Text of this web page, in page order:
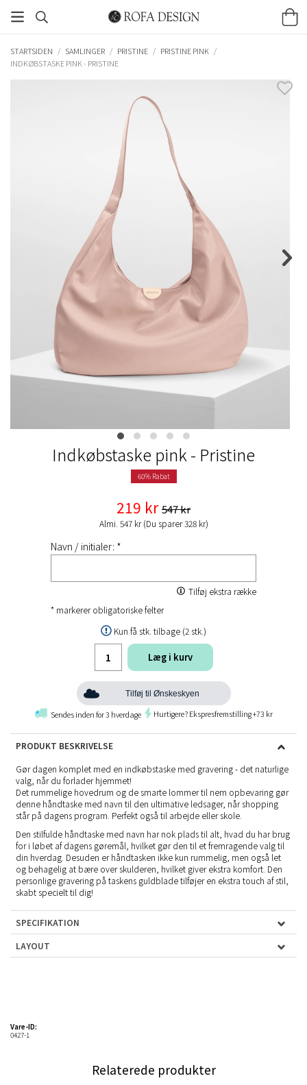
STARTSIDEN / SAMLINGER / PRISTINE / PRISTINE PINK /
INDKØBSTASKE PINK - PRISTINE​
Indkøbstaske pink - Pristine​
60% Rabat
219 kr 547 kr
Almi. 547 kr (Du sparer 328 kr)
Navn / initialer: *
Tilføj ekstra række
* markerer obligatoriske felter
Kun få stk. tilbage (2 stk.)
Læg i kurv
Tilføj til Ønskeskyen
Sendes inden for 3 hverdage Hurtigere? Ekspresfremstilling +73 kr
PRODUKT BESKRIVELSE
Gør dagen komplet med en indkøbstaske med gravering - det naturlige
valg, når du forlader hjemmet!
Det rummelige hovedrum og de smarte lommer til nem opbevaring gør
denne håndtaske med navn til den ultimative ledsager, når shopping
står på dagens program. Perfekt også til arbejde eller skole.
Den stilfulde håndtaske med navn har nok plads til alt, hvad du har brug
for i løbet af dagens gøremål, hvilket gør den til et fremragende valg til
din hverdag. Desuden er håndtasken ikke kun rummelig, men også let
og behagelig at bære over skulderen, hvilket giver ekstra komfort. Den
personlige gravering på taskens guldblade tilføjer en ekstra touch af stil,
skabt specielt til dig!
SPECIFIKATION
LAYOUT
Vare-ID:
0427-1
Relaterede produkter